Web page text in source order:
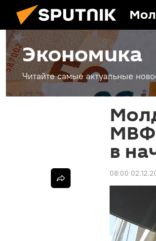
Экономика
Читайте самые актуальные
МВФ
в
08:00